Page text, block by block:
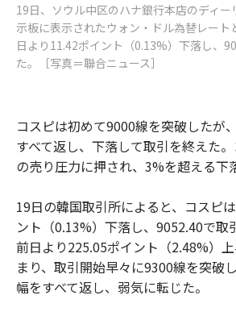
19日、ソウル中区のハナ銀行本店のディ
示板に表示されたウォン・ドル為替レート
日より11.42ポイント（0.13%）下落し、
た。［写真＝聯合ニュース］
コスピは初めて9000線を突破したが
すべて返し、下落して取引を終えた
の売り圧力に押され、3%を超える下
19日の韓国取引所によると、コスピ
ント（0.13%）下落し、9052.40で取
前日より225.05ポイント（2.48%）
まり、取引開始早々に9300線を突破
幅をすべて返し、弱気に転じた。